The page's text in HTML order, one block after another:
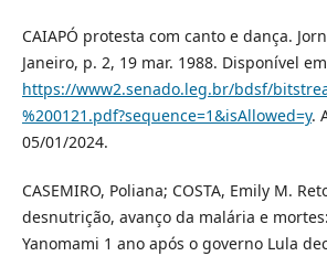
CAIAPÓ protesta com canto e dança.
Janeiro, p. 2, 19 mar. 1988. Disponível
https://www2.senado.leg.br/bdsf/
%200121.pdf?sequence=1&isAllowed=y.
05/01/2024.
CASEMIRO, Poliana; COSTA, Emily M.
desnutrição, avanço da malária e
Yanomami 1 ano após o governo Lula